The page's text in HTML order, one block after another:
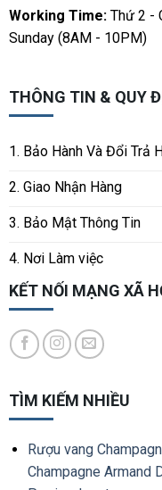
Working Time:Thứ 2 -
Sunday (8AM - 10PM)
THÔNG TIN & QUY
1. Bảo Hành Và Đổi Trả
2. Giao Nhận Hàng
3. Bảo Mật Thông Tin
4. Nơi Làm việc
KẾT NỐI MẠNG XÃ
TÌM KIẾM NHIỀU
Rượu vang
Champagne Armand